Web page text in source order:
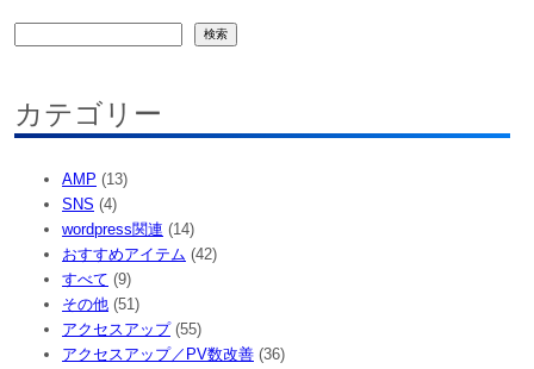
検索
カテゴリー
AMP (13)
SNS (4)
wordpress関連 (14)
おすすめアイテム (42)
すべて (9)
その他 (51)
アクセスアップ(55)
アクセスアップ／PV数改善 (36)